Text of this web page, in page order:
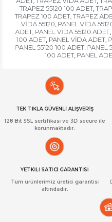
TRAPEZ 55120 100 ADET,
TRAPEZ 100 ADET, TRAPEZ
VİDA 55120, PANEL VİDA
ADET, PANEL VİDA 55120 ADET,
100 ADET, PANEL VİDA ADET,
PANEL 55120 100 ADET, PANEL
100 ADET, PANEL
TEK TIKLA GÜVENLİ ALIŞVERİŞ
128 Bit SSL sertifikası ve 3D secure ile
korunmaktadır.
YETKİLİ SATICI GARANTİSİ
Tüm ürünlerimiz üretici garantisi
altındadır.